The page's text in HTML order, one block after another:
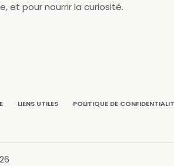
et pour nourrir la curiosité.
LIENS UTILES POLITIQUE DE